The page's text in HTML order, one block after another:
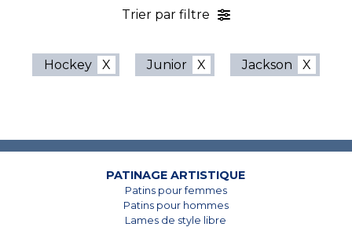
7825, Boul. Taschereau
Brossard, Qc
J4Y 1A4
Trier par filtre
Hockey Junior Jackson
PATINAGE ARTISTIQUE
Patins pour femmes
Patins pour hommes
Lames de style libre
7825, Boul. Taschereau
Brossard, Qc
J4Y 1A4